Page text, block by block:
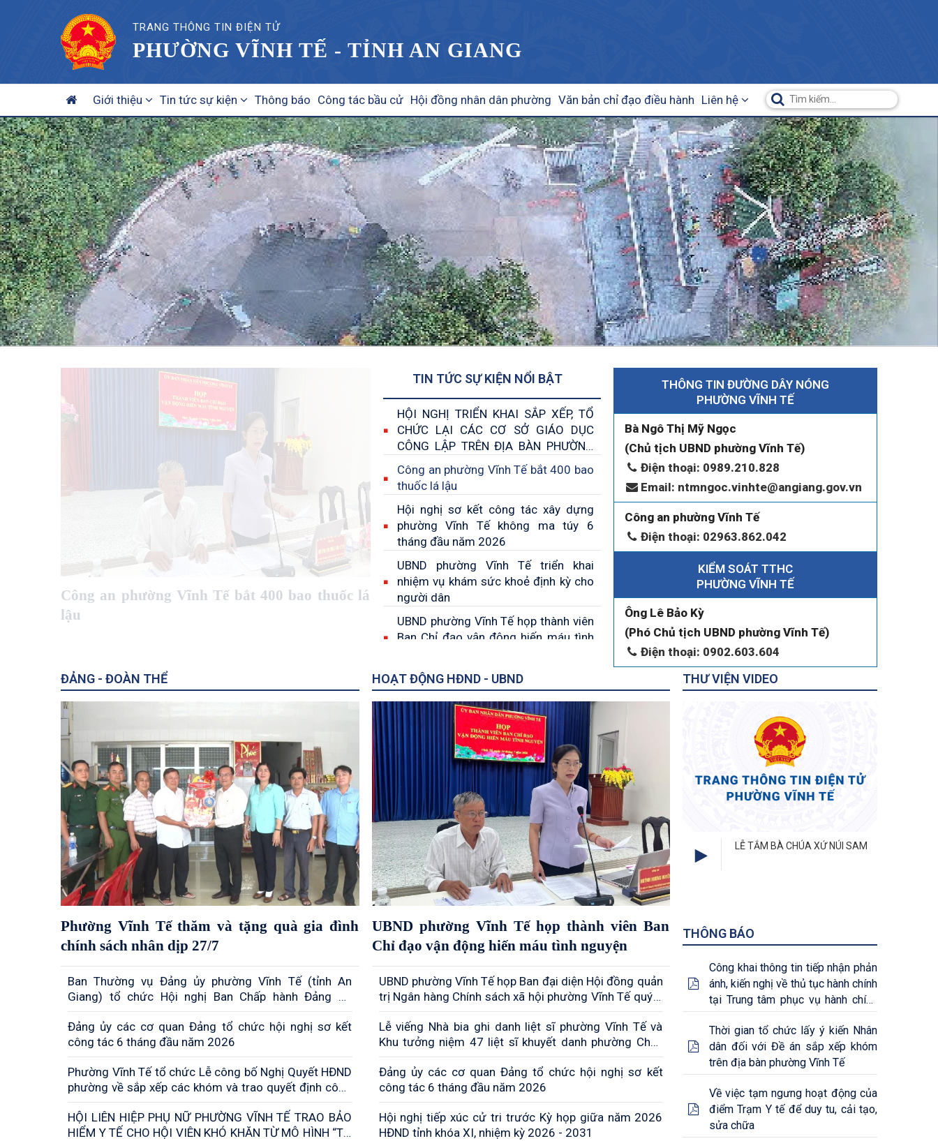
TRANG THÔNG TIN ĐIỆN TỬ
PHƯỜNG VĨNH TẾ - TỈNH AN GIANG
NAVIGATION
Giới thiệu Tin tức sự kiện Thông báo Công tác bầu cử Hội đồng nhân dân phường Văn bản chỉ đạo điều hành Liên hệ
Công an phường Vĩnh Tế bắt 400 bao thuốc lá
lậu
TIN TỨC SỰ KIỆN NỔI BẬT
HỘI NGHỊ TRIỂN KHAI SẮP XẾP, TỔ
CHỨC LẠI CÁC CƠ SỞ GIÁO DỤC
CÔNG LẬP TRÊN ĐỊA BÀN PHƯỜNG
VĨNH TẾ
Công an phường Vĩnh Tế bắt 400 bao
thuốc lá lậu
Hội nghị sơ kết công tác xây dựng
phường Vĩnh Tế không ma túy 6
tháng đầu năm 2026
UBND phường Vĩnh Tế triển khai
nhiệm vụ khám sức khoẻ định kỳ cho
người dân
UBND phường Vĩnh Tế họp thành viên
Ban Chỉ đạo vận động hiến máu tình
UBND phường Vĩnh Tế họp Ban đại
diện Hội đồng quản trị Ngân hàng
Chính sách xã hội phường Vĩnh Tế
quý II năm 2026
Lễ viếng Nhà bia ghi danh liệt sĩ
phường Vĩnh Tế và Khu tưởng niệm
47 liệt sĩ khuyết danh phường Châu
UBND phường Vĩnh Tế tổ chức truyền
thông về đảm bảo an toàn thực phẩm
Phường Vĩnh Tế thăm và tặng quà gia
đình chính sách nhân dịp 27/7
Trung tâm Dịch vụ Tổng hợp phường
Vĩnh Tế tổ chức tháo dỡ lán trại lấn
chiếm phạm vi bảo vệ công trình bờ
THÔNG TIN ĐƯỜNG DÂY NÓNG
PHƯỜNG VĨNH TẾ
Bà Ngô Thị Mỹ Ngọc
(Chủ tịch UBND phường Vĩnh Tế)
Điện thoại: 0989.210.828
Email: ntmngoc.vinhte@angiang.gov.vn
Công an phường Vĩnh Tế
Điện thoại: 02963.862.042
KIỂM SOÁT TTHC
PHƯỜNG VĨNH TẾ
Ông Lê Bảo Kỳ
(Phó Chủ tịch UBND phường Vĩnh Tế)
Điện thoại: 0902.603.604
ĐẢNG - ĐOÀN THỂ
Phường Vĩnh Tế thăm và tặng quà gia đình
chính sách nhân dịp 27/7
Ban Thường vụ Đảng ủy phường Vĩnh Tế (tỉnh An
Giang) tổ chức Hội nghị Ban Chấp hành Đảng bộ
phường lần thứ 7, nhiệm kỳ 2025 – 2030
Đảng ủy các cơ quan Đảng tổ chức hội nghị sơ kết
công tác 6 tháng đầu năm 2026
Phường Vĩnh Tế tổ chức Lễ công bố Nghị Quyết HĐND
phường về sắp xếp các khóm và trao quyết định công
tác cán bộ
HỘI LIÊN HIỆP PHỤ NỮ PHƯỜNG VĨNH TẾ TRAO BẢO
HIỂM Y TẾ CHO HỘI VIÊN KHÓ KHĂN TỪ MÔ HÌNH “TỔ
HOẠT ĐỘNG HĐND - UBND
UBND phường Vĩnh Tế họp thành viên Ban
Chỉ đạo vận động hiến máu tình nguyện
UBND phường Vĩnh Tế họp Ban đại diện Hội đồng quản
trị Ngân hàng Chính sách xã hội phường Vĩnh Tế quý II
năm 2026
Lễ viếng Nhà bia ghi danh liệt sĩ phường Vĩnh Tế và
Khu tưởng niệm 47 liệt sĩ khuyết danh phường Châu
Đốc
Đảng ủy các cơ quan Đảng tổ chức hội nghị sơ kết
công tác 6 tháng đầu năm 2026
Hội nghị tiếp xúc cử tri trước Kỳ họp giữa năm 2026
HĐND tỉnh khóa XI, nhiệm kỳ 2026 - 2031
THƯ VIỆN VIDEO
Đồng chí Trang Công Cường, Bí
thư Đảng uỷ phường Vĩnh Tế
dẫn đầu đoàn công tác tổ chức
khảo sát
Mô hình “Dịch vụ công lưu động”
và “Tuần lễ dịch vụ công trực
tuyến”
PHONG SU KINH TE XA HOI 6
THANG
LỄ TẮM BÀ CHÚA XỨ NÚI SAM
KHAI HỘI VÍA BÀ CHÚA XỨ NÚI
THÔNG BÁO
Công khai thông tin tiếp nhận phản
ánh, kiến nghị về thủ tục hành chính
tại Trung tâm phục vụ hành chính
công phường Vĩnh Tế.
Thời gian tổ chức lấy ý kiến Nhân
dân đối với Đề án sắp xếp khóm
trên địa bàn phường Vĩnh Tế
Về việc tạm ngưng hoạt động của
điểm Trạm Y tế để duy tu, cải tạo,
sửa chữa